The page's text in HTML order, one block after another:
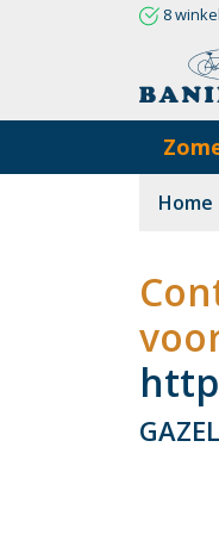
8
Home